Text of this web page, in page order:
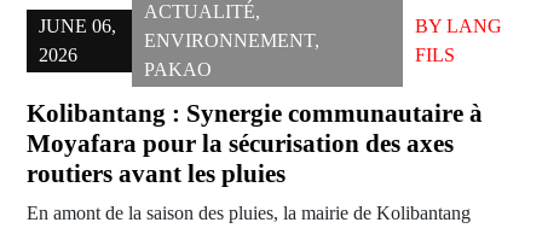
JUNE 06,
2026
ACTUALITÉ,
ENVIRONNEMENT,
PAKAO
BYLANG
FILS
Kolibantang : Synergie communautaire à
Moyafara pour la sécurisation des axes
routiers avant les pluies
En amont de la saison des pluies, la mairie de Kolibantang